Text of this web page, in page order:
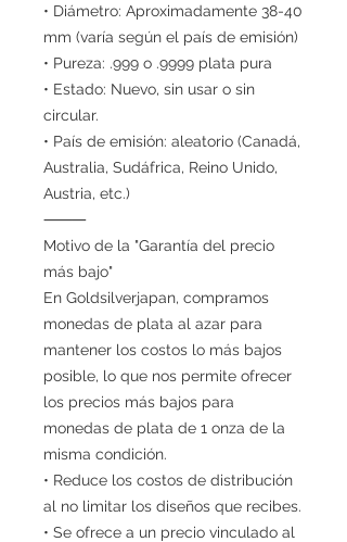
• Diámetro: Aproximadamente 38-40
mm (varía según el país de emisión)
• Pureza: .999 o .9999 plata pura
• Estado: Nuevo, sin usar o sin
circular.
• País de emisión: aleatorio (Canadá,
Australia, Sudáfrica, Reino Unido,
Austria, etc.)
⸻
Motivo de la "Garantía del precio
más bajo"
En Goldsilverjapan, compramos
monedas de plata al azar para
mantener los costos lo más bajos
posible, lo que nos permite ofrecer
los precios más bajos para
monedas de plata de 1 onza de la
misma condición.
• Reduce los costos de distribución
al no limitar los diseños que recibes.
• Se ofrece a un precio vinculado al